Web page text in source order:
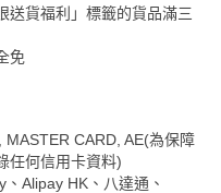
送貨福利」標籤的貨品滿三
免
CARD, AE(為保障
任何信用卡資料)
Alipay HK、八達通、